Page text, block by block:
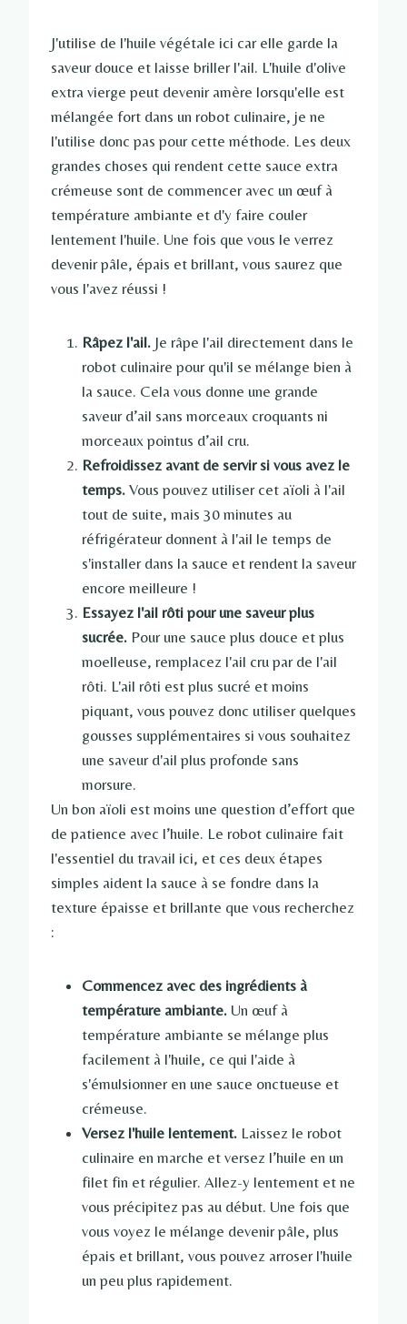
J'utilise de l'huile végétale ici car elle garde la
saveur douce et laisse briller l'ail. L'huile d'olive
extra vierge peut devenir amère lorsqu'elle est
mélangée fort dans un robot culinaire, je ne
l'utilise donc pas pour cette méthode. Les deux
grandes choses qui rendent cette sauce extra
crémeuse sont de commencer avec un œuf à
température ambiante et d'y faire couler
lentement l'huile. Une fois que vous le verrez
devenir pâle, épais et brillant, vous saurez que
vous l'avez réussi !
Râpez l'ail. Je râpe l'ail directement dans le
robot culinaire pour qu'il se mélange bien à
la sauce. Cela vous donne une grande
saveur d’ail sans morceaux croquants ni
morceaux pointus d’ail cru.
Refroidissez avant de servir si vous avez le
temps. Vous pouvez utiliser cet aïoli à l'ail
tout de suite, mais 30 minutes au
réfrigérateur donnent à l'ail le temps de
s'installer dans la sauce et rendent la saveur
encore meilleure !
Essayez l'ail rôti pour une saveur plus
sucrée. Pour une sauce plus douce et plus
moelleuse, remplacez l'ail cru par de l'ail
rôti. L'ail rôti est plus sucré et moins
piquant, vous pouvez donc utiliser quelques
gousses supplémentaires si vous souhaitez
une saveur d'ail plus profonde sans
morsure.
Un bon aïoli est moins une question d’effort que
de patience avec l’huile. Le robot culinaire fait
l'essentiel du travail ici, et ces deux étapes
simples aident la sauce à se fondre dans la
texture épaisse et brillante que vous recherchez
:
Commencez avec des ingrédients à
température ambiante. Un œuf à
température ambiante se mélange plus
facilement à l'huile, ce qui l'aide à
s'émulsionner en une sauce onctueuse et
crémeuse.
Versez l'huile lentement. Laissez le robot
culinaire en marche et versez l’huile en un
filet fin et régulier. Allez-y lentement et ne
vous précipitez pas au début. Une fois que
vous voyez le mélange devenir pâle, plus
épais et brillant, vous pouvez arroser l'huile
un peu plus rapidement.